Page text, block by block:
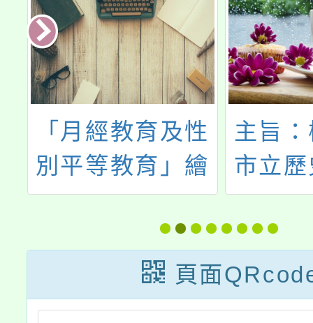
「月經教育及性
別平等教育」繪
畫比賽
主旨
市立
與高
育局
「
偶戲
頁面